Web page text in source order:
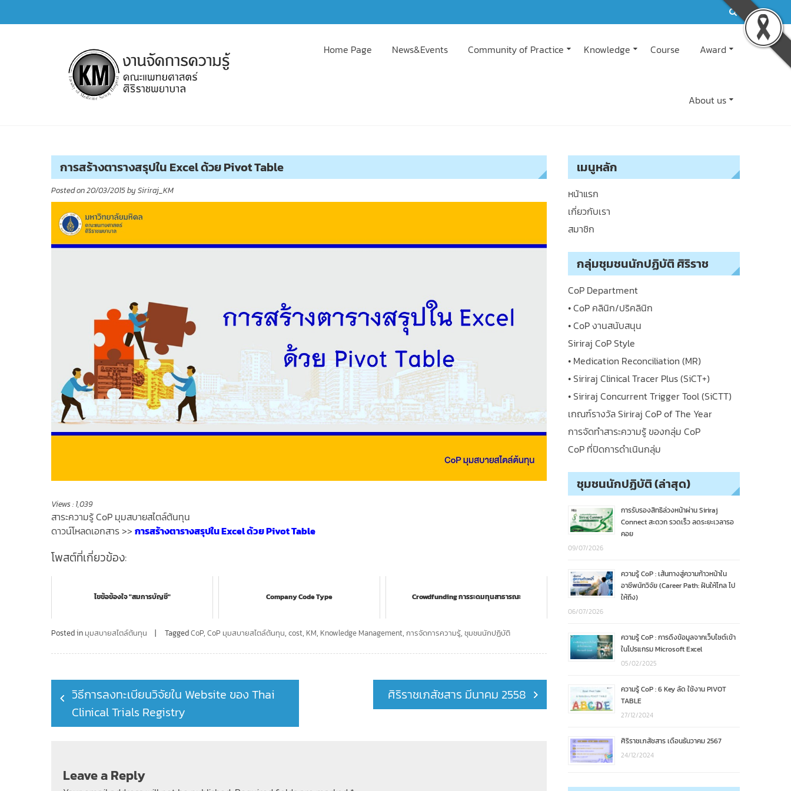
to
Home Page News&Events Community of Practice Knowledge Course Award
About us
การสร้างตารางสรุปใน Excel ด้วย Pivot Table
Posted on20/03/2015by Siriraj_KM
Views : 1,039
สาระความรู้ CoP มุมสบายสไตล์ต้นทุน
ดาวน์โหลดเอกสาร >> การสร้างตารางสรุปใน Excel ด้วย Pivot Table
โพสต์ที่เกี่ยวข้อง:
ไขข้อข้องใจ "สมการบัญชี" Company Code Type Crowdfunding การระดมทุนสาธารณะ
Posted in มุมสบายสไตล์ต้นทุน TaggedCoP, CoP มุมสบายสไตล์ต้นทุน, cost, KM, Knowledge Management, การจัดการความรู้, ชุมชนนักปฏิบัติ
Post
navigation
วิธีการลงทะเบียนวิจัยใน Website ของ Thai
Clinical Trials Registry
ศิริราชเภสัชสาร มีนาคม 2558
Leave a Reply
เมนูหลัก
หน้าแรก
เกี่ยวกับเรา
สมาชิก
กลุ่มชุมชนนักปฏิบัติ ศิริราช
CoP Department
• CoP คลินิก/ปริคลินิก
• CoP งานสนับสนุน
Siriraj CoP Style
• Medication Reconciliation (MR)
• Siriraj Clinical Tracer Plus (SiCT+)
• Siriraj Concurrent Trigger Tool (SiCTT)
เกณฑ์รางวัล Siriraj CoP of The Year
การจัดทำสาระความรู้ ของกลุ่ม CoP
CoP ที่ปิดการดำเนินกลุ่ม
ชุมชนนักปฏิบัติ (ล่าสุด)
การรับรองสิทธิล่วงหน้าผ่าน Siriraj
Connect สะดวก รวดเร็ว ลดระยะเวลารอ
คอย
09/07/2026
ความรู้ CoP : เส้นทางสู่ความก้าวหน้าใน
อาชีพนักวิจัย (Career Path: ฝันให้ไกล ไป
ให้ถึง)
06/07/2026
ความรู้ CoP : การดึงข้อมูลจากเว็บไซต์เข้า
ในโปรแกรม Microsoft Excel
05/02/2025
ความรู้ CoP : 6 Key ลัด ใช้งาน PIVOT
TABLE
27/12/2024
ศิริราชเภสัชสาร เดือนธันวาคม 2567
24/12/2024